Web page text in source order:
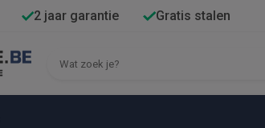
2 jaar garantie Gratis stalen